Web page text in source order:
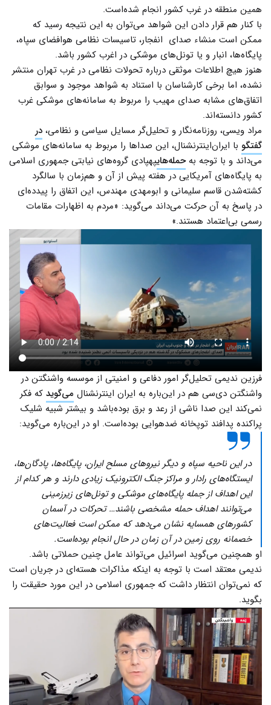
همین منطقه در غرب کشور انجام شده‌است.
با کنار هم قرار دادن این شواهد می‌توان به این نتیجه رسید که
ممکن است منشاء صدای انفجار، تاسیسات نظامی هوافضای سپاه،
پایگاه‌ها، انبار و یا تونل‌های موشکی در اغرب کشور باشد.
هنوز هیچ اطلاعات موثقی درباره تحولات نظامی در غرب تهران منتشر
نشده، اما برخی کارشناسان با استناد به شواهد موجود و سوابق
اتفاق‌های مشابه صدای مهیب را مربوط به سامانه‌های موشکی غرب
کشور دانسته‌اند.
مراد ویسی، روزنامه‌نگار و تحلیل‌گر مسایل سیاسی و نظامی، در
گفتگو با ایران‌اینترنشنال، این صداها را مربوط به سامانه‌های موشکی
می‌داند و با توجه بهحمله‌هایپهپادی گروه‌های نیابتی جمهوری اسلامی
به پایگاه‌های آمریکایی در هفته پیش از آن و هم‌زمان با سالگرد
کشته‌شدن قاسم سلیمانی و ابومهدی مهندس، این اتفاق را پیدده‌ای
در پاسخ به آن حرکت می‌داند می‌گوید: «مردم به اظهارات مقامات
رسمی بی‌اعتماد هستند.»
فرزین ندیمی تحلیل‌گر امور دفاعی و امنیتی از موسسه واشنگتن در
واشنگتن دی‌سی هم در این‌باره به ایران اینترنشنال می‌گوید که فکر
نمی‌کند این صدا ناشی از رعد و برق بوده‌باشد و بیشتر شبیه شلیک
پراکنده پدافند توپخانه ضدهوایی بوده‌است. او در این‌باره می‌گوید:
در این ناحیه سپاه و دیگر نیروهای مسلح ایران، پایگاه‌ها، پادگان‌ها،
ایستگاه‌های رادار و مراکز جنگ الکترونیک زیادی دارند و هر کدام از
این اهداف از جمله پایگاه‌های موشکی و تونل‌های زیرزمینی
می‌توانند اهداف حمله مشخصی باشند… تحرکات در آسمان
کشورهای همسایه نشان می‌دهد که ممکن است فعالیت‌های
خصمانه روی زمین در آن زمان در حال انجام بوده‌است.
او همچنین می‌گوید اسرائیل می‌تواند عامل چنین حملاتی باشد.
ندیمی معتقد است با توجه به اینکه مذاکرات هسته‌ای در جریان است
که نمی‌توان انتظار داشت که جمهوری اسلامی در این مورد حقیقت را
بگوید.